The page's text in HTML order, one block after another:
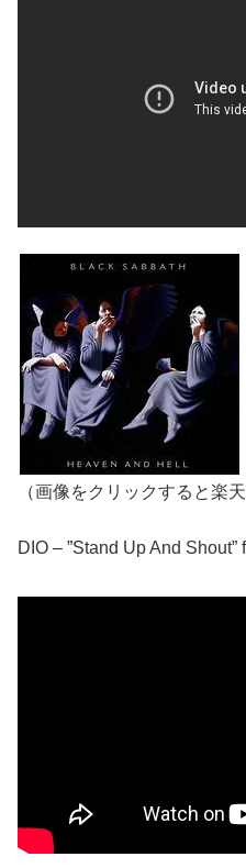
（画像をクリックすると楽
DIO – ”Stand Up And Shout”